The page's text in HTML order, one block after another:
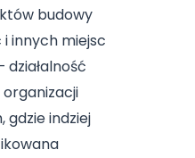
budowy
i innych miejsc
działalność
gdzie indziej